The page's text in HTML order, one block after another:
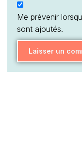
Me prévenir
sont ajoutés.